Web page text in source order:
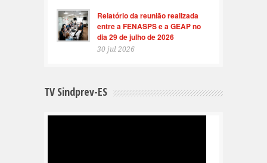
Relatório da reunião realizada
entre a FENASPS e a GEAP no
dia 29 de julho de 2026
30 jul 2026
TV Sindprev-ES